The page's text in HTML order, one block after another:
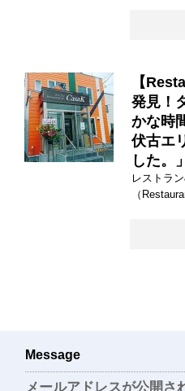
【
発見！
かな時
伏古エ
した。」
レストラ
（
Message
メールアドレスが公開さ